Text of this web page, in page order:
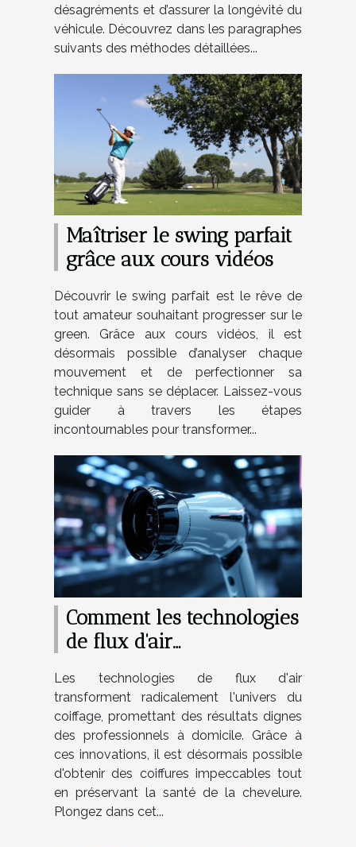
désagréments et d’assurer la longévité du
véhicule. Découvrez dans les paragraphes
suivants des méthodes détaillées...
Maîtriser le swing parfait
grâce aux cours vidéos
Découvrir le swing parfait est le rêve de
tout amateur souhaitant progresser sur le
green. Grâce aux cours vidéos, il est
désormais possible d’analyser chaque
mouvement et de perfectionner sa
technique sans se déplacer. Laissez-vous
guider à travers les étapes
incontournables pour transformer...
Comment les technologies
de flux d'air
?
Les technologies de flux d'air
transforment radicalement l'univers du
coiffage, promettant des résultats dignes
des professionnels à domicile. Grâce à
ces innovations, il est désormais possible
d'obtenir des coiffures impeccables tout
en préservant la santé de la chevelure.
Plongez dans cet...